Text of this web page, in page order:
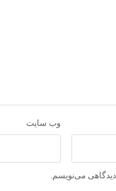
وب‌ سایت
می‌نویسم.